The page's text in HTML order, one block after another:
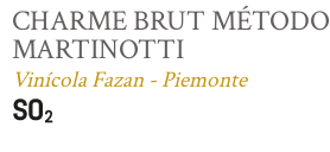
CHARME BRUT MÉTODO
MARTINOTTI
Vinícola Fazan - Piemonte